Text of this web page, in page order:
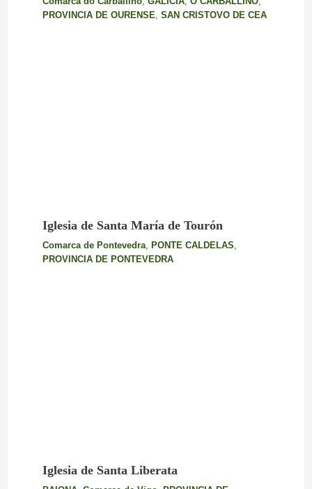
PROVINCIA DE OURENSE SAN CRISTOVO DE CEA
Iglesia de Santa María de Tourón
Comarca de Pontevedra, PONTE CALDELAS,
PROVINCIA DE PONTEVEDRA
Iglesia de Santa Liberata